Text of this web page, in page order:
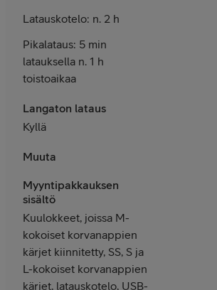
Latauskotelo: n. 2 h
Pikalataus: 5 min
latauksella n. 1 h
toistoaikaa
Langaton lataus
Kyllä
Muuta
Myyntipakkauksen
sisältö
Kuulokkeet, joissa M-
kokoiset korvanappien
kärjet kiinnitetty, SS, S ja
L-kokoiset korvanappien
kärjet, latauskotelo, USB-